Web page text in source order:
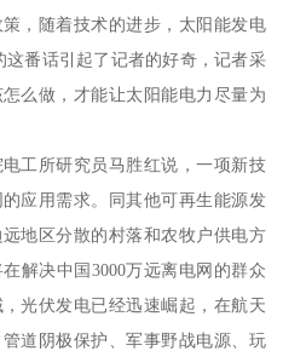
，随着技术的进步，太阳能发电
番话引起了记者的好奇，记者采
么做，才能让太阳能电力尽量为
工所研究员马胜红说，一项新技
应用需求。同其他可再生能源发
地区分散的村落和农牧户供电方
解决中国3000万远离电网的群众
光伏发电已经迅速崛起，在航天
道阴极保护、军事野战电源、玩